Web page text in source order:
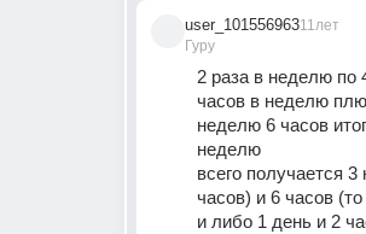
user_101556963
Гуру
11лет
2 раза в неделю по
часов в неделю
неделю 6 часов
неделю
всего получается
часов) и 6 часов
и либо 1 день и 2